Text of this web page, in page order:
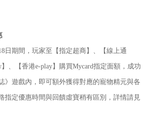
期間，玩家至【指定超商】、【線上通
、【香港e-play】購買Mycard指定面額，成功
》遊戲內，即可額外獲得對應的寵物精元與各
指定優惠時間與回饋虛寶稍有區別，詳情請見